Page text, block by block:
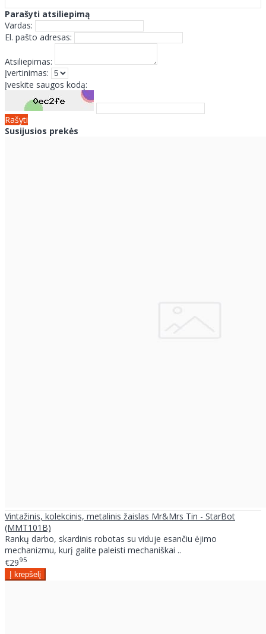
Parašyti atsiliepimą
Vardas:
El. pašto adresas:
Atsiliepimas:
Įvertinimas:
Įveskite saugos kodą:
Rašyti
Susijusios prekės
Vintažinis, kolekcinis, metalinis žaislas Mr&Mrs Tin - StarBot
(MMT101B)
Rankų darbo, skardinis robotas su viduje esančiu ėjimo
mechanizmu, kurį galite paleisti mechaniškai ..
€2995